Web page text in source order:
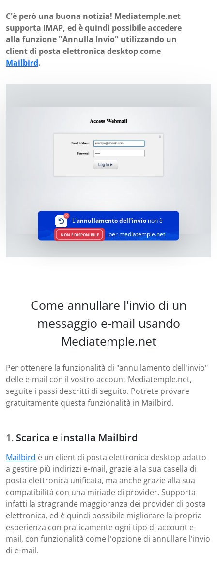
C'è però una buona notizia! Mediatemple.net
supporta IMAP, ed è quindi possibile accedere
alla funzione "Annulla Invio" utilizzando un
client di posta elettronica desktop come
Mailbird.
L'annullamento dell'invionon è
NON È DISPONIBILE per mediatemple.net
Come annullare l'invio di un
messaggio e-mail usando
Mediatemple.net
Per ottenere la funzionalità di "annullamento dell'invio"
delle e-mail con il vostro account Mediatemple.net,
seguite i passi descritti di seguito. Potrete provare
gratuitamente questa funzionalità in Mailbird.
Scarica e installa Mailbird
Mailbird è un client di posta elettronica desktop adatto
a gestire più indirizzi e-mail, grazie alla sua casella di
posta elettronica unificata, ma anche grazie alla sua
compatibilità con una miriade di provider. Supporta
infatti la stragrande maggioranza dei provider di posta
elettronica, ed è quindi possibile migliorare la propria
esperienza con praticamente ogni tipo di account e-
mail, con funzionalità come l'opzione di annullare l'invio
di e-mail.